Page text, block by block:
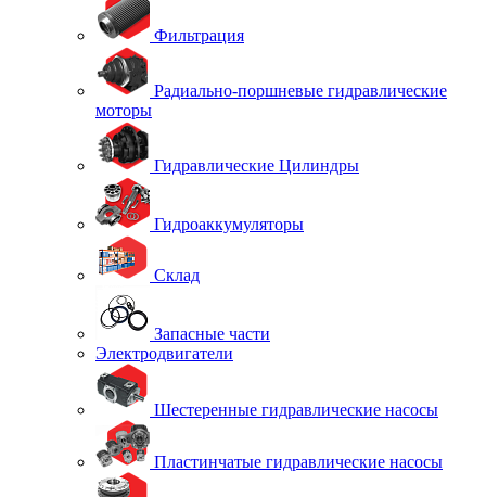
Фильтрация
Радиально-поршневые гидравлические
моторы
Гидравлические Цилиндры
Гидроаккумуляторы
Склад
Запасные части
Электродвигатели
Шестеренные гидравлические насосы
Пластинчатые гидравлические насосы